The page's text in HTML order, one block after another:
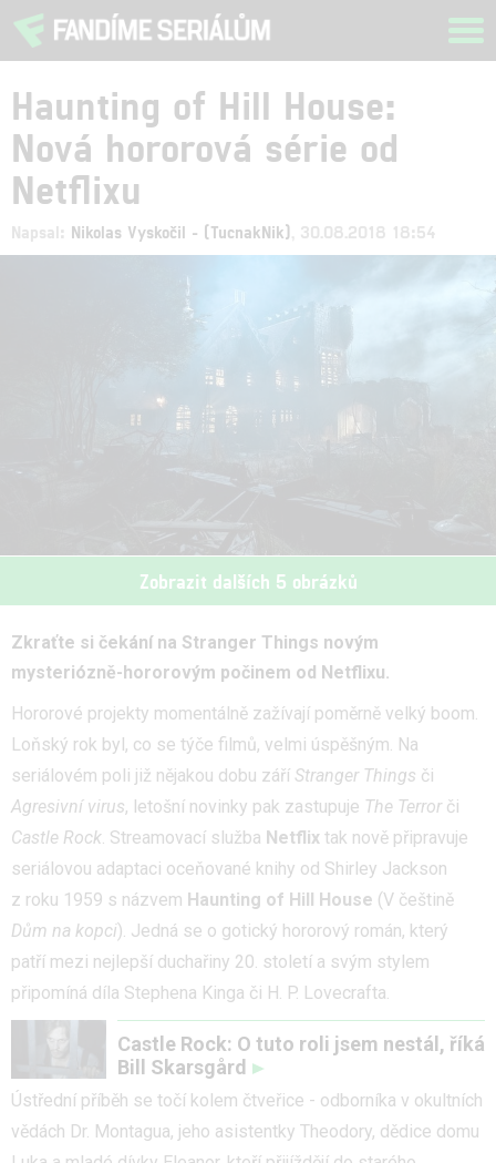
Haunting of Hill House:
Nová hororová série od
Netflixu
Napsal: Nikolas Vyskočil - (TucnakNik) , 30.08.2018 18:54
Zobrazit dalších 5 obrázků
Zkraťte si čekání na Stranger Things novým
mysteriózně-hororovým počinem od Netflixu.
Hororové projekty momentálně zažívají poměrně velký boom.
Loňský rok byl, co se týče filmů, velmi úspěšným. Na
seriálovém poli již nějakou dobu září Stranger Things či
Agresivní virus, letošní novinky pak zastupuje The Terror či
Castle Rock. Streamovací služba Netflix tak nově připravuje
seriálovou adaptaci oceňované knihy od Shirley Jackson
z roku 1959 s názvem Haunting of Hill House (V češtině
Dům na kopci). Jedná se o gotický hororový román, který
patří mezi nejlepší duchařiny 20. století a svým stylem
připomíná díla Stephena Kinga či H. P. Lovecrafta.
Castle Rock: O tuto roli jsem nestál, říká
Bill Skarsgård
Ústřední příběh se točí kolem čtveřice - odborníka v okultních
vědách Dr. Montagua, jeho asistentky Theodory, dědice domu